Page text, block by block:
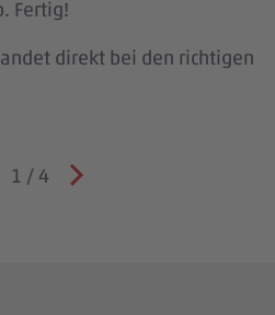
Fertig!
direkt bei den richtigen
1 / 4